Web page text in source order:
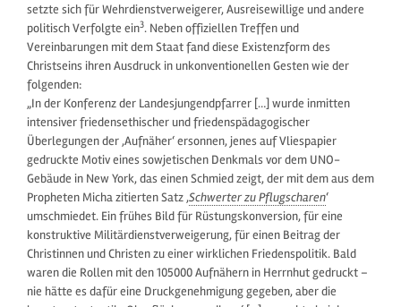
setzte sich für Wehrdienstverweigerer, Ausreisewillige und andere
politisch Verfolgte ein3. Neben offiziellen Treffen und
Vereinbarungen mit dem Staat fand diese Existenzform des
Christseins ihren Ausdruck in unkonventionellen Gesten wie der
folgenden:
„In der Konferenz der Landesjungendpfarrer […] wurde inmitten
intensiver friedensethischer und friedenspädagogischer
Überlegungen der ‚Aufnäher‘ ersonnen, jenes auf Vliespapier
gedruckte Motiv eines sowjetischen Denkmals vor dem UNO-
Gebäude in New York, das einen Schmied zeigt, der mit dem aus dem
Propheten Micha zitierten Satz ‚Schwerter zu Pflugscharen‘
umschmiedet. Ein frühes Bild für Rüstungskonversion, für eine
konstruktive Militärdienstverweigerung, für einen Beitrag der
Christinnen und Christen zu einer wirklichen Friedenspolitik. Bald
waren die Rollen mit den 105000 Aufnähern in Herrnhut gedruckt –
nie hätte es dafür eine Druckgenehmigung gegeben, aber die